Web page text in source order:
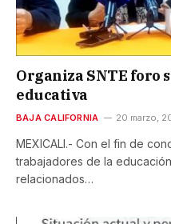
Organiza SNTE foro
educativa
BAJA CALIFORNIA 20 marzo,
MEXICALI.- Con el fin de
trabajadores de la
relacionados…